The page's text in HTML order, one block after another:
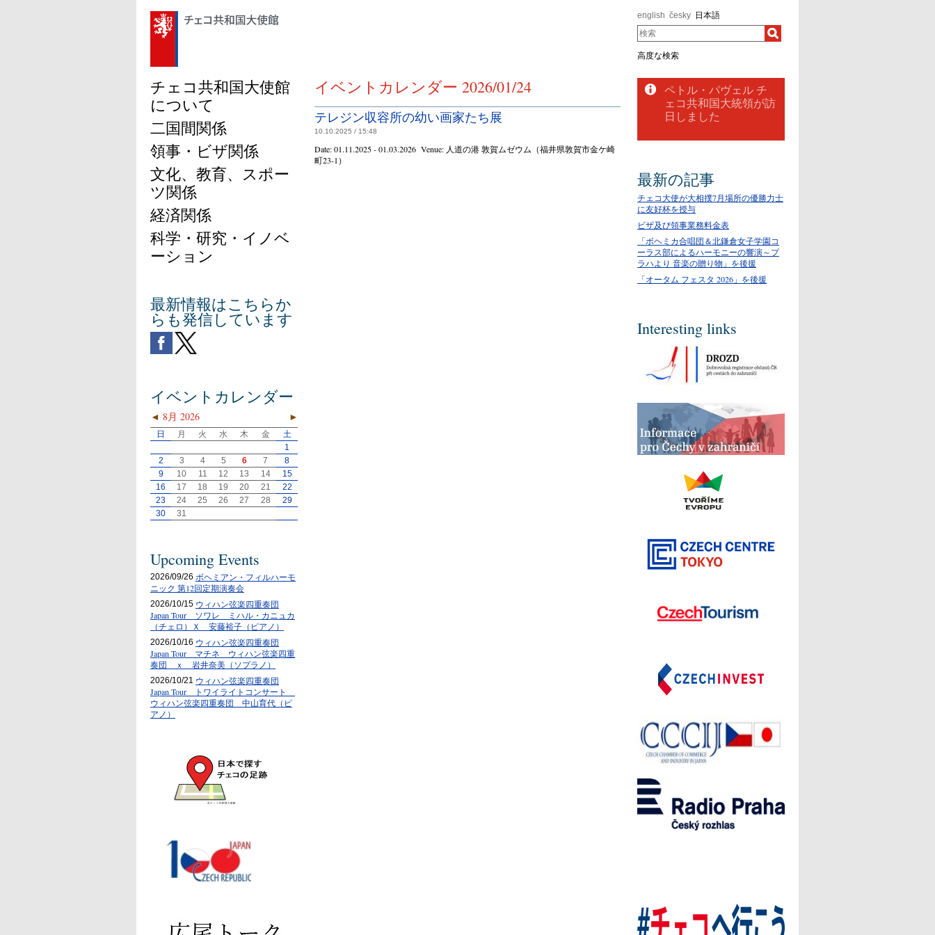
english česky 日本語
検索
高度な検索
イベントカレンダー 2026/01/24
テレジン収容所の幼い画家たち展
10.10.2025 / 15:48
Date:01.11.2025 - 01.03.2026 Venue: 人道の港 敦賀ムゼウム（福井県敦賀市金ケ崎
町23-1）
チェコ共和国大使館
について
二国間関係
領事・ビザ関係
文化、教育、スポー
ツ関係
経済関係
科学・研究・イノベ
ーション
最新情報はこちらか
らも発信しています
イベントカレンダー
◄ ►
8月 2026
日 月 火 水 木 金
土
1
2
3 4 5 6 7
8
9
10 11 12 13 14
15
16
17 18 19 20 21
22
23
24 25 26 27 28
29
30
31
Upcoming Events
2026/09/26 ボヘミアン・フィルハーモ
ニック 第12回定期演奏会
2026/10/15 ウィハン弦楽四重奏団
Japan Tour ソワレ ミハル・カニュカ
（チェロ）Ｘ 安藤裕子（ピアノ）
2026/10/16 ウィハン弦楽四重奏団
Japan Tour マチネ ウィハン弦楽四重
奏団 ｘ 岩井奈美（ソプラノ）
2026/10/21 ウィハン弦楽四重奏団
Japan Tour トワイライトコンサート
ウィハン弦楽四重奏団 中山育代（ピ
アノ）
ペトル・パヴェル チ
ェコ共和国大統領が訪
日しました
最新の記事
チェコ大使が大相撲7月場所の優勝力士
に友好杯を授与
ビザ及び領事業務料金表
「ボヘミカ合唱団＆北鎌倉女子学園コ
ーラス部によるハーモニーの響演～プ
ラハより 音楽の贈り物」を後援
「オータム フェスタ 2026」を後援
Interesting links